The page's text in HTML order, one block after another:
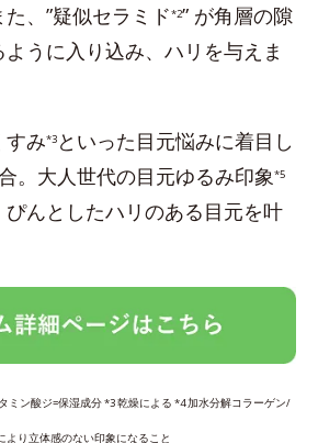
、”疑似セラミド*2” が角層の隙
うに入り込み、ハリを与えま
すみ*3 といった目元悩みに着目し
。大人世代の目元ゆるみ印象 *5
んとしたハリのある目元を叶
ミン酸ジ=保湿成分 *3 乾燥による *4 加水分解コラーゲン/
より立体感のない印象になること